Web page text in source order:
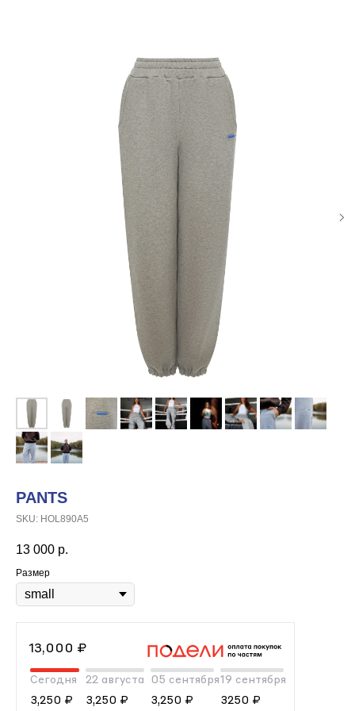
PANTS
SKU: HOL890A5
13 000 р.
Размер
13,000 ₽
Сегодня
3,250 ₽
22 августа
3,250 ₽
05 сентября
3,250 ₽
19 сентября
3250 ₽